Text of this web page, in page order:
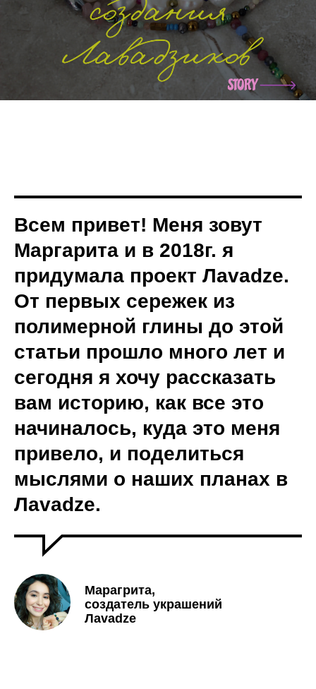
Всем привет! Меня зовут
Маргарита и в 2018г. я
придумала проект Лavadze.
От первых сережек из
полимерной глины до этой
статьи прошло много лет и
сегодня я хочу рассказать
вам историю, как все это
начиналось, куда это меня
привело, и поделиться
мыслями о наших планах в
Лavadze.
Марагрита,
создатель украшений
Лavadze